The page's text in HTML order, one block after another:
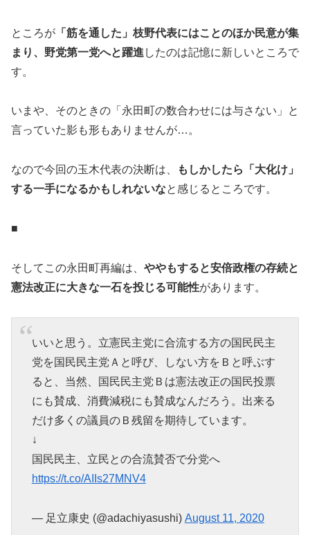
ところが 「筋を通した」枝野代表にはことのほか民意が集
まり、野党第一党へと躍進 したのは記憶に新しいところで
す。
いまや、そのときの「永田町の数合わせには与さない」と
言っていた影も形もありませんが…。
なので今回の玉木代表の決断は、
もしかしたら「大化け」
する一手になるかもしれないなと感じるところです。
■
そしてこの永田町再編は、 ややもすると安倍政権の存続と
憲法改正に大きな一石を投じる可能性があります。
いいと思う。立憲民主党に合流する方の国民民主
党を国民民主党Ａと呼び、しない方をＢと呼ぶす
ると、当然、国民民主党Ｂは憲法改正の国民投票
にも賛成、消費減税にも賛成なんだろう。出来る
だけ多くの議員のＢ残留を期待しています。
↓
国民民主、立民との合流賛否で分党へ
https://t.co/AIIs27MNV4
— 足立康史 (@adachiyasushi) August 11, 2020